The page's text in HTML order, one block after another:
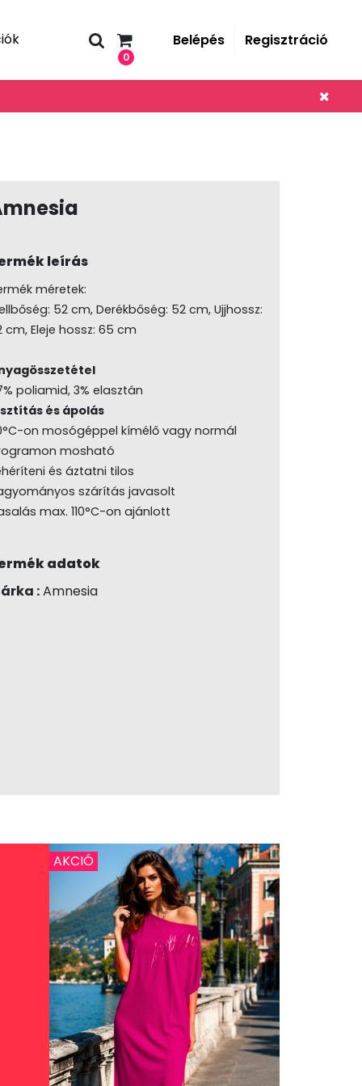
0
Belépés Regisztráció
leírás
méretek:
52 cm, Derékbőség: 52 cm, Ujjhossz:
cm, Eleje hossz: 65 cm
poliamid, 3% elasztán
és ápolás
on mosógéppel kímélő vagy normál
mosható
és áztatni tilos
szárítás javasolt
max. 110°C-on ajánlott
adatok
:Amnesia
AKCIÓ